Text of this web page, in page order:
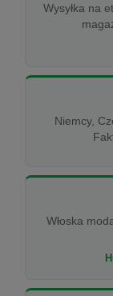
Wysyłka na
Niemcy,
Włoska